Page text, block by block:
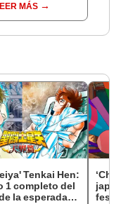
MÁS
Tenkai Hen:
1 completo del
la esperada